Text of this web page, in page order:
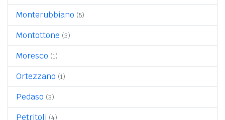
Monterubbiano (5)
Montottone (3)
Moresco (1)
Ortezzano (1)
Pedaso (3)
Petritoli (4)